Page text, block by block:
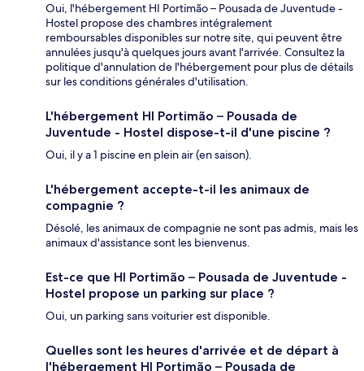
Oui, l'hébergement HI Portimão – Pousada de Juventude -
Hostel propose des chambres intégralement
remboursables disponibles sur notre site, qui peuvent être
annulées jusqu'à quelques jours avant l'arrivée. Consultez la
politique d'annulation de l'hébergement pour plus de détails
sur les conditions générales d'utilisation.
L'hébergement HI Portimão – Pousada de
Juventude - Hostel dispose-t-il d'une piscine ?
Oui, il y a 1 piscine en plein air (en saison).
L'hébergement accepte-t-il les animaux de
compagnie ?
Désolé, les animaux de compagnie ne sont pas admis, mais les
animaux d'assistance sont les bienvenus.
Est-ce que HI Portimão – Pousada de Juventude -
Hostel propose un parking sur place ?
Oui, un parking sans voiturier est disponible.
Quelles sont les heures d'arrivée et de départ à
l'hébergement HI Portimão – Pousada de